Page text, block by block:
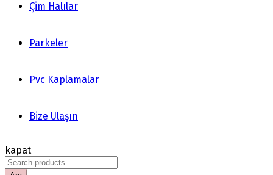
Çim Halılar
Parkeler
Pvc Kaplamalar
Bize Ulaşın
kapat
Search